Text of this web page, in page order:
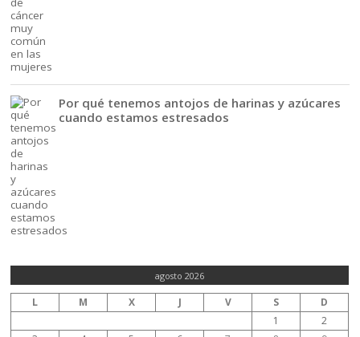
Por qué tenemos antojos de harinas y azúcares
cuando estamos estresados
agosto 2026
L M X J V S
D
1
2